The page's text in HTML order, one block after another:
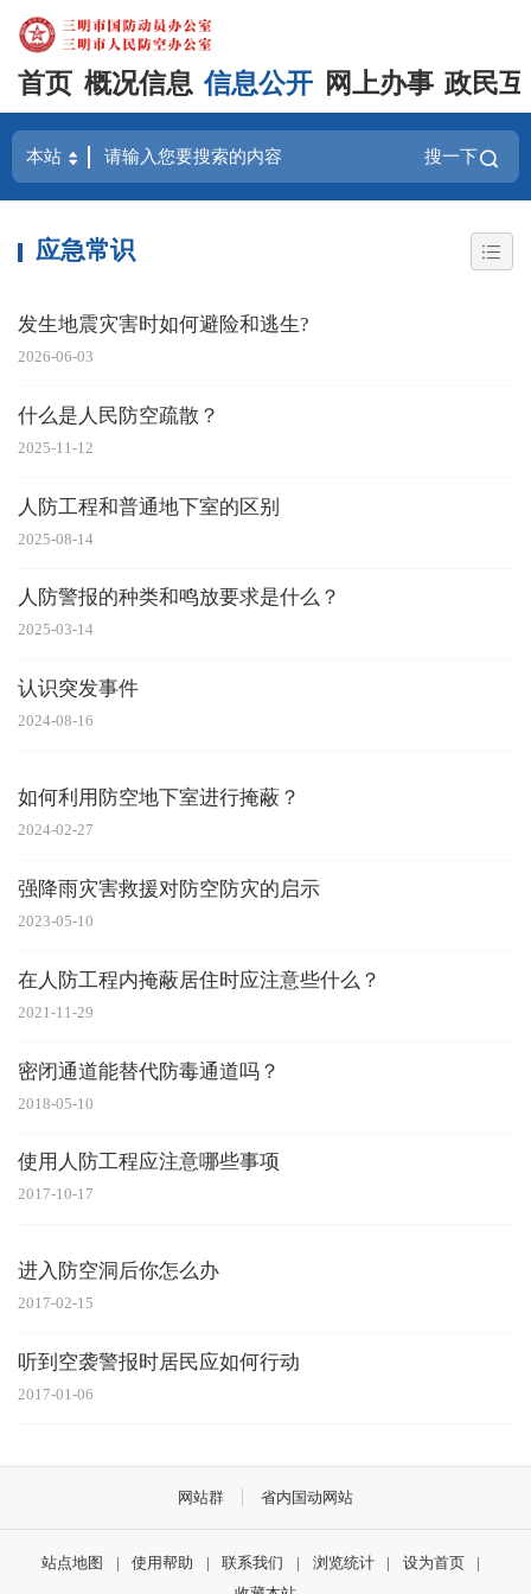
首页 概况信息 信息公开 网上办事 政民
搜一下
应急常识
发生地震灾害时如何避险和逃生?
2026-06-03
什么是人民防空疏散？
2025-11-12
人防工程和普通地下室的区别
2025-08-14
人防警报的种类和鸣放要求是什么？
2025-03-14
认识突发事件
2024-08-16
如何利用防空地下室进行掩蔽？
2024-02-27
强降雨灾害救援对防空防灾的启示
2023-05-10
在人防工程内掩蔽居住时应注意些什么？
2021-11-29
密闭通道能替代防毒通道吗？
2018-05-10
使用人防工程应注意哪些事项
2017-10-17
进入防空洞后你怎么办
2017-02-15
听到空袭警报时居民应如何行动
2017-01-06
网站群 省内国动网站
站点地图 | 使用帮助 | 联系我们 | 浏览统计 | 设为首页
|